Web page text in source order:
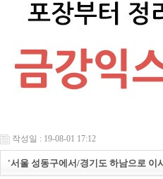
작성일 : 19-08-01 17:12
'서울 성동구에서/경기도 하남으로 이